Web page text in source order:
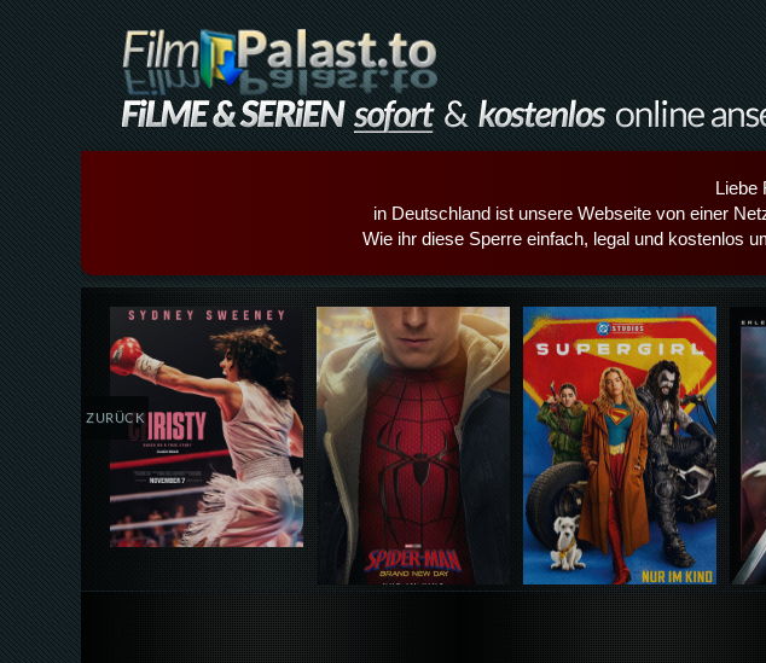
Liebe
in Deutschland ist unsere Webseite von einer
Wie ihr diese Sperre einfach, legal und kostenlos
Details,Play Details,Play Details,Play
ZURÜCK